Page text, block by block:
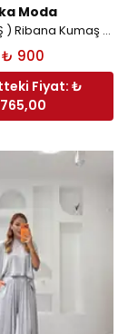
Moda
( ÖN SİPARİŞ ) Ribana Kumaş Crop Şalvar Takım - Gri
₺ 900
Fiyat: ₺
765,00